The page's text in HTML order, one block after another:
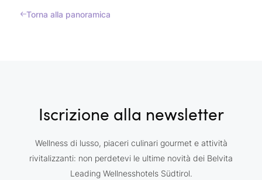
Torna alla panoramica
Iscrizione alla newsletter
Wellness di lusso, piaceri culinari gourmet e attività
rivitalizzanti: non perdetevi le ultime novità dei Belvita
Leading Wellnesshotels Südtirol.